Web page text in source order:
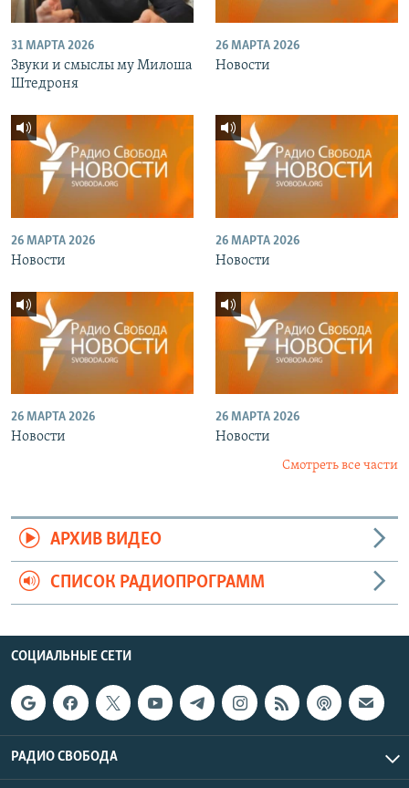
31 МАРТА 2026
Звуки и смыслы му Милоша
Штедроня
26 МАРТА 2026
Новости
26 МАРТА 2026
Новости
26 МАРТА 2026
Новости
26 МАРТА 2026
Новости
26 МАРТА 2026
Новости
Смотреть все части
АРХИВ ВИДЕО
СПИСОК РАДИОПРОГРАММ
СОЦИАЛЬНЫЕ СЕТИ
РАДИО СВОБОДА